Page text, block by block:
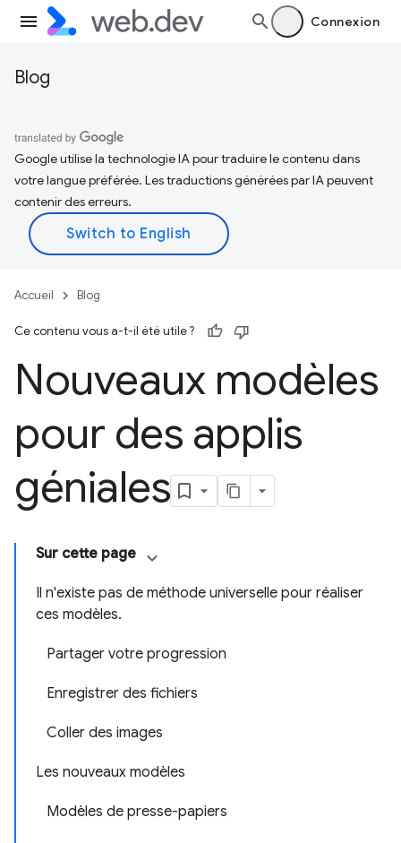
Connexion
Blog
Google utilise la technologie IA pour traduire le contenu dans
votre langue préférée. Les traductions générées par IA peuvent
contenir des erreurs.
Accueil Blog
Ce contenu vous a-t-il été utile ?
Nouveaux modèles
pour des applis
géniales
Sur cette page
Il n'existe pas de méthode universelle pour réaliser
ces modèles.
Partager votre progression
Enregistrer des fichiers
Coller des images
Les nouveaux modèles
Modèles de presse-papiers